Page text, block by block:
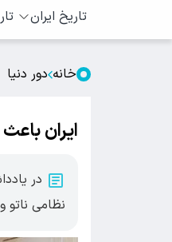
تاریخ ایران
خانه دور دنیا
ایران
در
نظامی ناتو